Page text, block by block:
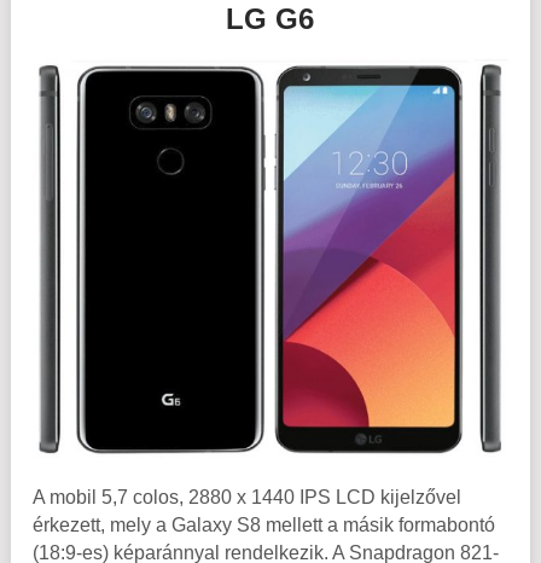
LG G6
A mobil 5,7 colos, 2880 x 1440 IPS LCD kijelzővel
érkezett, mely a Galaxy S8 mellett a másik formabontó
(18:9-es) képaránnyal rendelkezik. A Snapdragon 821-